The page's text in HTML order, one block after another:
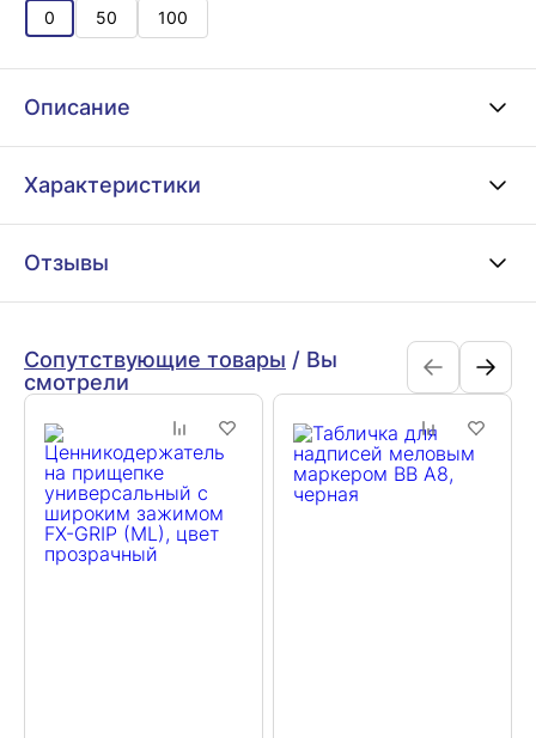
0
50 100
Описание
Характеристики
Отзывы
Сопутствующие товары / Вы
смотрели